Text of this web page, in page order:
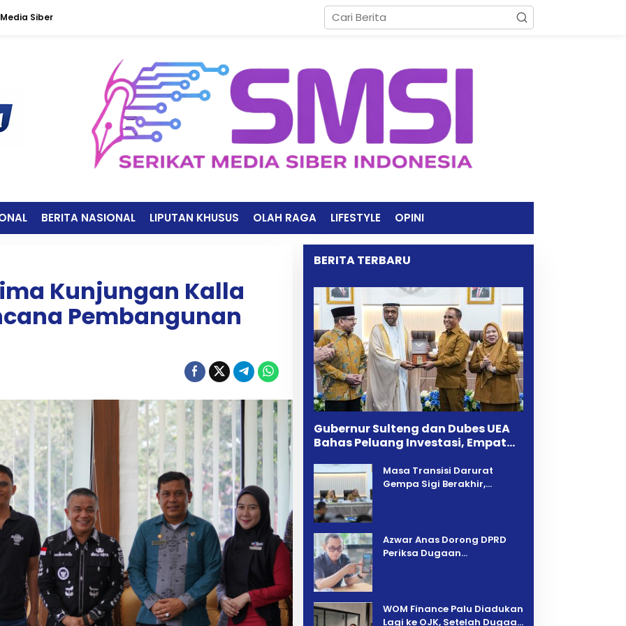
Siber
BERITA NASIONAL LIPUTAN KHUSUS OLAH RAGA LIFESTYLE OPINI
Kunjungan Kalla
Pembangunan
BERITA TERBARU
Gubernur Sulteng dan Dubes UEA
Bahas Peluang Investasi, Empat
Masa Transisi Darurat
Gempa Sigi Berakhir,
Azwar Anas Dorong DPRD
Periksa Dugaan
‎WOM Finance Palu Diadukan
Lagi ke OJK, Setelah Dugaan